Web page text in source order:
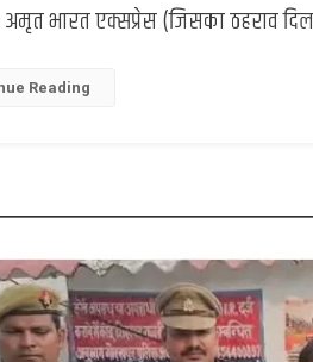
अमृत भारत एक्सप्रेस (जिसका ठहराव
Reading